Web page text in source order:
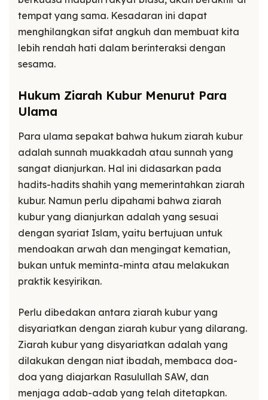
tempat yang sama. Kesadaran ini dapat
menghilangkan sifat angkuh dan membuat kita
lebih rendah hati dalam berinteraksi dengan
sesama.
Hukum Ziarah Kubur Menurut Para
Ulama
Para ulama sepakat bahwa hukum ziarah kubur
adalah sunnah muakkadah atau sunnah yang
sangat dianjurkan. Hal ini didasarkan pada
hadits-hadits shahih yang memerintahkan ziarah
kubur. Namun perlu dipahami bahwa ziarah
kubur yang dianjurkan adalah yang sesuai
dengan syariat Islam, yaitu bertujuan untuk
mendoakan arwah dan mengingat kematian,
bukan untuk meminta-minta atau melakukan
praktik kesyirikan.
Perlu dibedakan antara ziarah kubur yang
disyariatkan dengan ziarah kubur yang dilarang.
Ziarah kubur yang disyariatkan adalah yang
dilakukan dengan niat ibadah, membaca doa-
doa yang diajarkan Rasulullah SAW, dan
menjaga adab-adab yang telah ditetapkan.